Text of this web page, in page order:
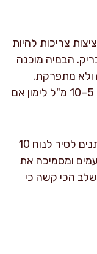
צריכות להיות
הבמיה מוכנה
ולא מתפרקת.
טועמים ומתקנים מלח וחמיצות (עוד 5–10 מ"ל לימון אם
מכבים אש ונותנים לסיר לנוח 10
ומסמיכה את
הכי קשה כי